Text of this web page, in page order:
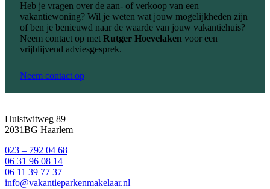
Heb je vragen over de aan- of verkoop van een
vakantiewoning? Wil je weten wat jouw mogelijkheden zijn
of ben je benieuwd naar de waarde van jouw vakantiehuis?
Neem contact op met Rutger Hoevelaken voor een
vrijblijvend adviesgesprek.
Neem contact op
Hulstwitweg 89
2031BG Haarlem
023 – 792 04 68
06 31 96 08 14
06 11 39 77 37
info@vakantieparkenmakelaar.nl